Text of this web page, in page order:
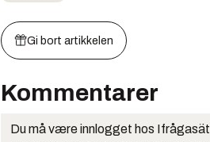
Gi bort artikkelen
Kommentarer
Du må være innlogget hos